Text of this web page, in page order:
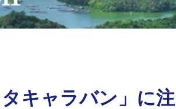
キャラバン」に注